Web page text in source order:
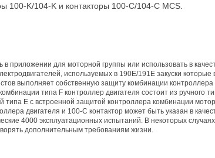
100-K/104-K и контакторы 100-C/104-C MCS.
для моторной группы или использовать в
используемых в 190E/191E закуски которые
выполняет собственную защиту комбинации
типа F контроллер двигателя состоит из ручного
E с встроенной защитой контроллера комбинации
двигателя и 100-C контактор может быть указан в
4000 эксплуатационных испытаний. В некоторых
дополнительным требованиям жизни.